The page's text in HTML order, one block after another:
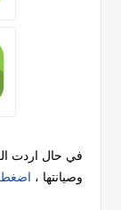
في حال اردت
وصيانتها ، اضغط